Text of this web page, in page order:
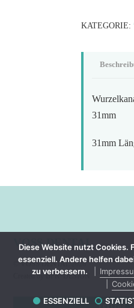
KATEGORIE:
31mm
31mm
VOSS DENTAL
©VOSS DENTAL2026
Created by BPR*DESIGN
·Impressum
Vertrag
Diese Website nutzt Cookies.
essenziell. Andere helfen
zu verbessern.
ESSENZIELL